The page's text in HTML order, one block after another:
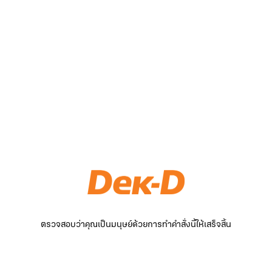
ตรวจสอบว่าคุณเป็นมนุษย์ด้วยการทำคำสั่งนี้ให้เสร็จสิ้น